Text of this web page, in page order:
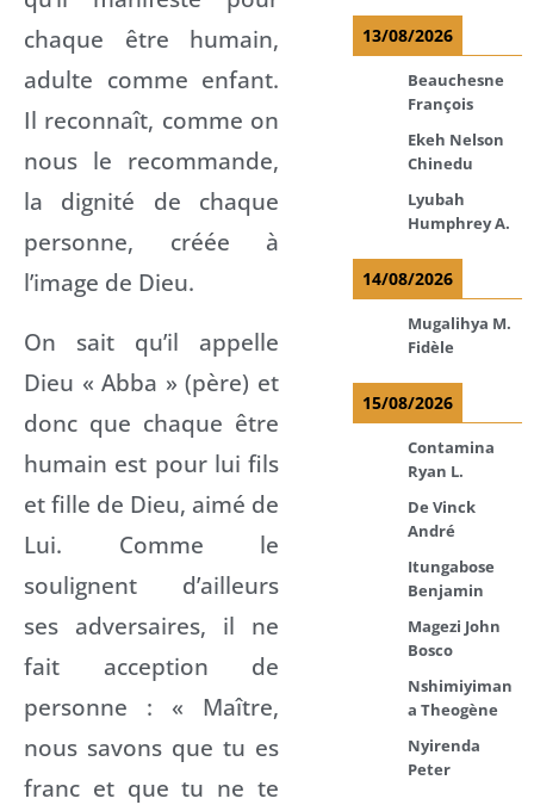
chaque être humain,
adulte comme enfant.
Il reconnaît, comme on
nous le recommande,
la dignité de chaque
personne, créée à
l’image de Dieu.
On sait qu’il appelle
Dieu « Abba » (père) et
donc que chaque être
humain est pour lui fils
et fille de Dieu, aimé de
Lui. Comme le
soulignent d’ailleurs
ses adversaires, il ne
fait acception de
personne : « Maître,
nous savons que tu es
franc et que tu ne te
13/08/2026
Beauchesne
François
Ekeh Nelson
Chinedu
Lyubah
Humphrey A.
14/08/2026
Mugalihya M.
Fidèle
15/08/2026
Contamina
Ryan L.
De Vinck
André
Itungabose
Benjamin
Magezi John
Bosco
Nshimiyiman
a Theogène
Nyirenda
Peter